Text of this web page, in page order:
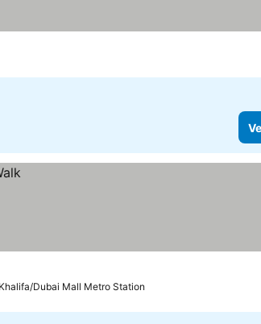
Dubai Mall Metro Station